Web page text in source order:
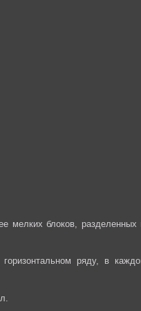
мелких блоков, разделенных
ряду, в